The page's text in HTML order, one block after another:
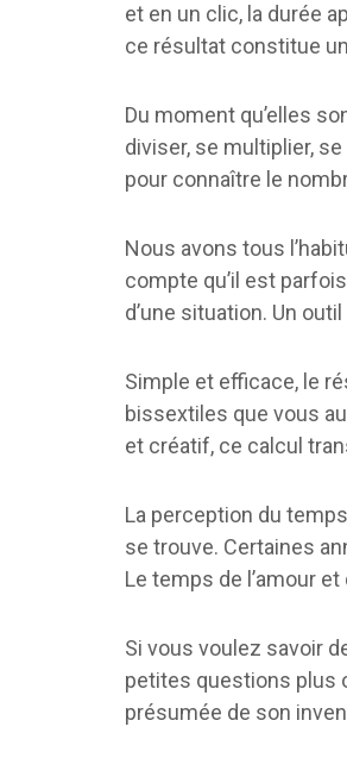
et en un clic, la durée
ce résultat constitue
Du moment qu’elles
diviser, se multiplier,
pour connaître le
Nous avons tous
compte qu’il est
d’une situation. Un
Simple et efficace, le
bissextiles que vous
et créatif, ce calcul
La perception du
se trouve. Certaines
Le temps de l’amour
Si vous voulez savoir
petites questions plus
présumée de son